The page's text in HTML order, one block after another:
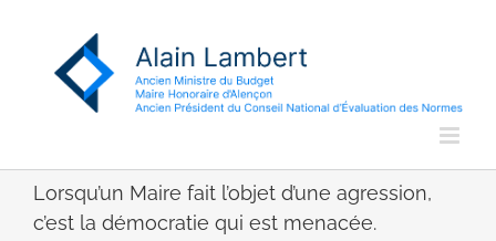
Lorsqu’un Maire fait l’objet d’une agression,
c’est la démocratie qui est menacée.